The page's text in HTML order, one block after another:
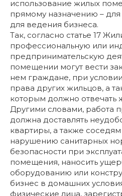
использование жилых
прямому назначению –
для ведения бизнеса.
Так, согласно статье 17
профессиональную или
предпринимательскую
помещении могут вести
нем граждане, при
права других жильцов, а
которым должно
Другими словами, работа
должна доставлять
квартиры, а также
нарушению санитарных
безопасности при
помещения, наносить
оборудованию или
бизнес в домашних
физические лица,